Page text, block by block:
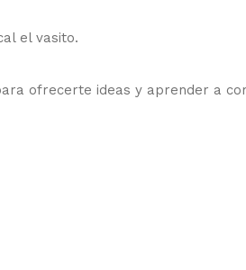
el vasito.
ofrecerte ideas y aprender a